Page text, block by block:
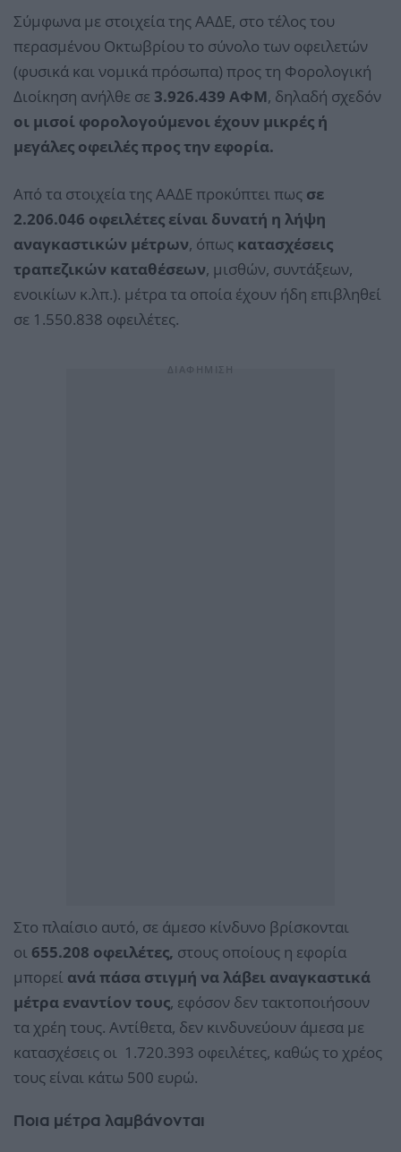
Σύμφωνα με στοιχεία της ΑΑΔΕ, στο τέλος του
περασμένου Οκτωβρίου το σύνολο των οφειλετών
(φυσικά και νομικά πρόσωπα) προς τη Φορολογική
Διοίκηση ανήλθε σε 3.926.439 ΑΦΜ, δηλαδή σχεδόν
οι μισοί φορολογούμενοι έχουν μικρές ή
μεγάλες οφειλές προς την εφορία.
Από τα στοιχεία της ΑΑΔΕ προκύπτει πως σε
2.206.046 οφειλέτες είναι δυνατή η λήψη
αναγκαστικών μέτρων, όπως κατασχέσεις
τραπεζικών καταθέσεων, μισθών, συντάξεων,
ενοικίων κ.λπ.). μέτρα τα οποία έχουν ήδη επιβληθεί
σε 1.550.838 οφειλέτες.
Στο πλαίσιο αυτό, σε άμεσο κίνδυνο βρίσκονται
οι 655.208 οφειλέτες, στους οποίους η εφορία
μπορεί ανά πάσα στιγμή να λάβει αναγκαστικά
μέτρα εναντίον τους, εφόσον δεν τακτοποιήσουν
τα χρέη τους. Αντίθετα, δεν κινδυνεύουν άμεσα με
κατασχέσεις οι 1.720.393 οφειλέτες, καθώς το χρέος
τους είναι κάτω 500 ευρώ.
Ποια μέτρα λαμβάνονται